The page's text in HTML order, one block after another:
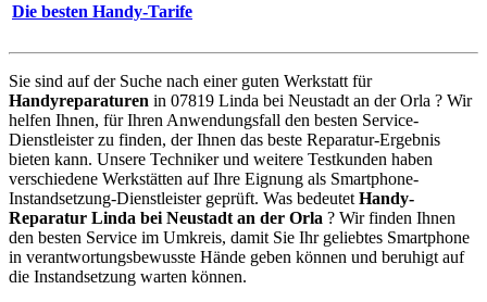
Die besten Handy-Tarife
Sie sind auf der Suche nach einer guten Werkstatt für
Handyreparaturen in 07819 Linda bei Neustadt an der Orla ? Wir
helfen Ihnen, für Ihren Anwendungsfall den besten Service-
Dienstleister zu finden, der Ihnen das beste Reparatur-Ergebnis
bieten kann. Unsere Techniker und weitere Testkunden haben
verschiedene Werkstätten auf Ihre Eignung als Smartphone-
Instandsetzung-Dienstleister geprüft. Was bedeutet Handy-
Reparatur Linda bei Neustadt an der Orla ? Wir finden Ihnen
den besten Service im Umkreis, damit Sie Ihr geliebtes Smartphone
in verantwortungsbewusste Hände geben können und beruhigt auf
die Instandsetzung warten können.